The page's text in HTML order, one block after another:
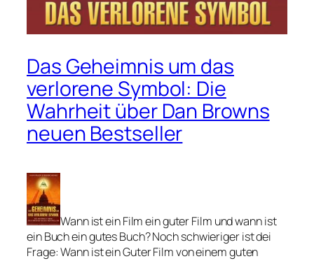
Das Geheimnis um das
verlorene Symbol: Die
Wahrheit über Dan Browns
neuen Bestseller
Wann ist ein Film ein guter Film und wann ist
ein Buch ein gutes Buch? Noch schwieriger ist dei
Frage: Wann ist ein Guter Film von einem guten